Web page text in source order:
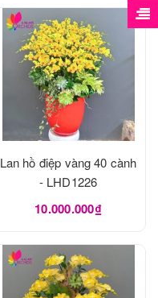
Lan hồ điệp vàng 40 cành
- LHD1226
10.000.000₫